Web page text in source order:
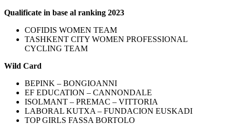
Qualificate in base al ranking 2023
COFIDIS WOMEN TEAM
TASHKENT CITY WOMEN PROFESSIONAL
CYCLING TEAM
Wild Card
BEPINK – BONGIOANNI
EF EDUCATION – CANNONDALE
ISOLMANT – PREMAC – VITTORIA
LABORAL KUTXA – FUNDACION EUSKADI
TOP GIRLS FASSA BORTOLO